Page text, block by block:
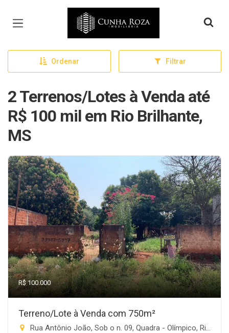
Página inicial
Ordenar Filtrar
2 Terrenos/Lotes à Venda até
R$ 100 mil em Rio Brilhante,
MS
R$ 100.000
Terreno/Lote à Venda com 750m²
Rua Antônio João, Sob o n. 09, Quadra - Olímpico, Rio Brilhante-MS